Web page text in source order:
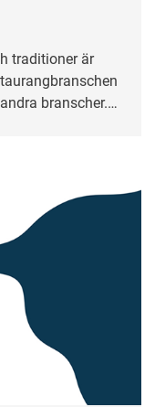
branscher.